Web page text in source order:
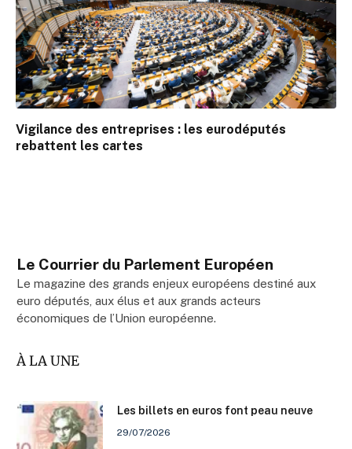
Vigilance des entreprises : les eurodéputés
rebattent les cartes
Le Courrier du Parlement Européen
Le magazine des grands enjeux européens destiné aux
euro députés, aux élus et aux grands acteurs
économiques de l’Union européenne.
À LA UNE
Les billets en euros font peau neuve
29/07/2026